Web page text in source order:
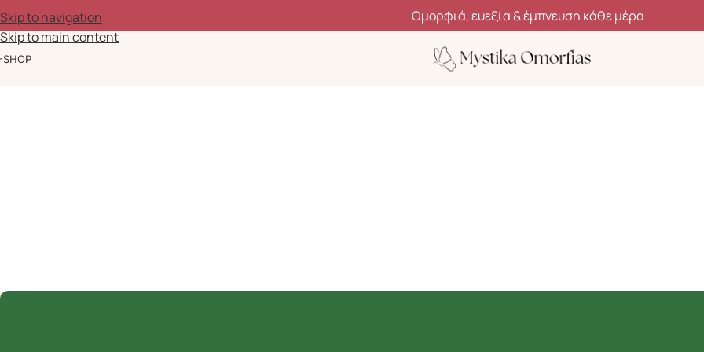
Skip to navigation
Skip to main content
Ομορφιά, ευεξία & έμπνευση κάθε μέρα Ανακάλυψε μυστικά ομορφιάς, ευεξίας και αυτοφροντίδας
SHOP